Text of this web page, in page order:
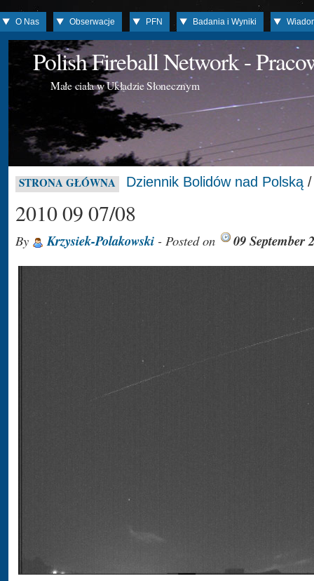
O Nas Obserwacje PFN Badania i Wyniki
Polish Fireball Network -
Małe ciała w Układzie Słonecznym
STRONA GŁÓWNA Dziennik Bolidów nad Polską
2010 09 07/08
By Krzysiek-Polakowski - Posted on 09 September